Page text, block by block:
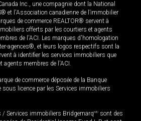
Inc., une compagnie dont la National
et l'Association canadienne de l’immobilier
de commerce REALTOR® servent à
offerts par les courtiers et agents
de l'ACI. Les marques d'homologation
agences®, et leurs logos respectifs sont la
à identifier les services immobiliers que
agents membres de l'ACI.
de commerce déposée de la Banque
sous licence par les Services immobiliers
/ Services immobiliers BridgemarqMD sont des